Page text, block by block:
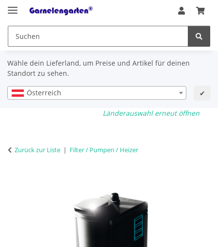
Wähle dein Lieferland, um Preise und Artikel für deinen
Standort zu sehen.
Österreich ✔
Länderauswahl erneut öffnen
Zurück zur Liste Filter / Pumpen / Heizer